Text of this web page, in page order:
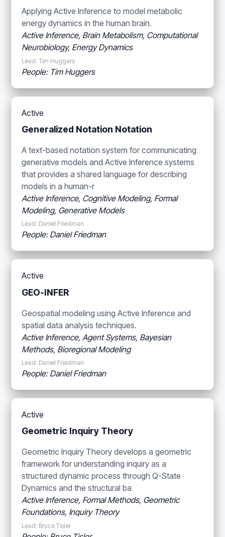
Applying Active Inference to model metabolic
energy dynamics in the human brain.
Active Inference, Brain Metabolism, Computational
Neurobiology, Energy Dynamics
Lead: Tim Huggers
People: Tim Huggers
Active
Generalized Notation Notation
A text-based notation system for communicating
generative models and Active Inference systems
that provides a shared language for describing
models in a human-r
Active Inference, Cognitive Modeling, Formal
Modeling, Generative Models
Lead: Daniel Friedman
People: Daniel Friedman
Active
GEO-INFER
Geospatial modeling using Active Inference and
spatial data analysis techniques.
Active Inference, Agent Systems, Bayesian
Methods, Bioregional Modeling
Lead: Daniel Friedman
People: Daniel Friedman
Active
Geometric Inquiry Theory
Geometric Inquiry Theory develops a geometric
framework for understanding inquiry as a
structured dynamic process through Q-State
Dynamics and the structural ba
Active Inference, Formal Methods, Geometric
Foundations, Inquiry Theory
Lead: Bruce Tisler